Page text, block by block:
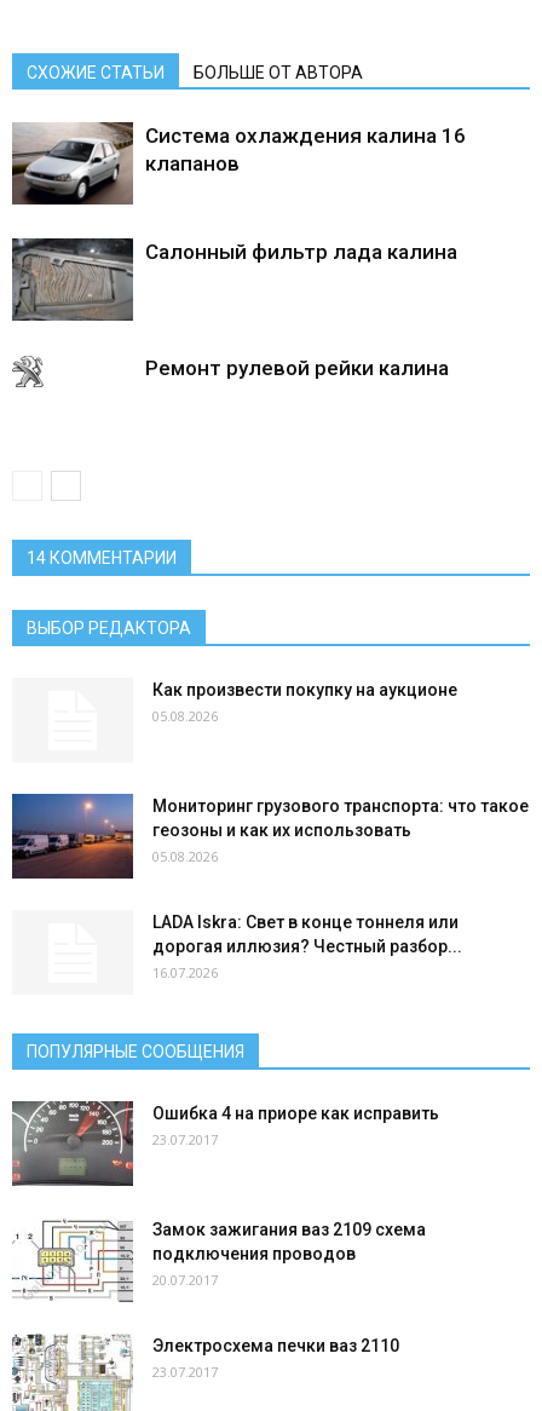
СХОЖИЕ СТАТЬИ БОЛЬШЕ ОТ АВТОРА
Система охлаждения калина 16
клапанов
Салонный фильтр лада калина
Ремонт рулевой рейки калина
14 КОММЕНТАРИИ
ВЫБОР РЕДАКТОРА
Как произвести покупку на аукционе
05.08.2026
Мониторинг грузового транспорта: что такое
геозоны и как их использовать
05.08.2026
LADA Iskra: Свет в конце тоннеля или
дорогая иллюзия? Честный разбор...
16.07.2026
ПОПУЛЯРНЫЕ СООБЩЕНИЯ
Ошибка 4 на приоре как исправить
23.07.2017
Замок зажигания ваз 2109 схема
подключения проводов
20.07.2017
Электросхема печки ваз 2110
23.07.2017